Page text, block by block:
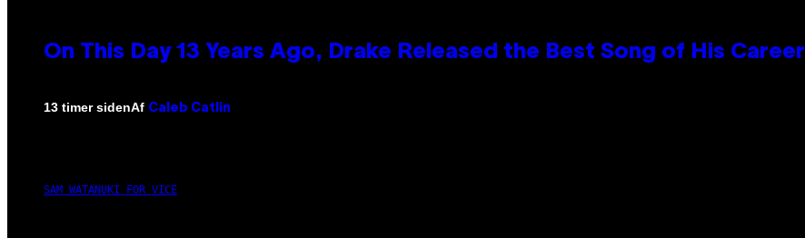
On This Day 13 Years Ago, Drake Released the Best Song of His Career
13 timer sidenAf Caleb Catlin
SAM WATANUKI FOR VICE